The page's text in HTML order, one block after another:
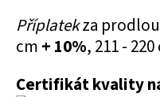
Příplatekza
cm + 10%, 211 -
Certifikát kvality